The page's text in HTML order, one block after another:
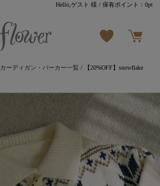
Hello,ゲスト 様 / 保有ポイント：0pt
カーディガン・パーカー一覧 / 【20%OFF】snowflake